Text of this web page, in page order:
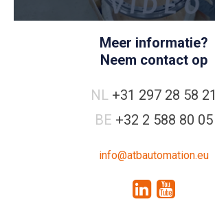
Meer informatie?
Neem contact op
NL +31 297 28 58 21
BE +32 2 588 80 05
info@atbautomation.eu